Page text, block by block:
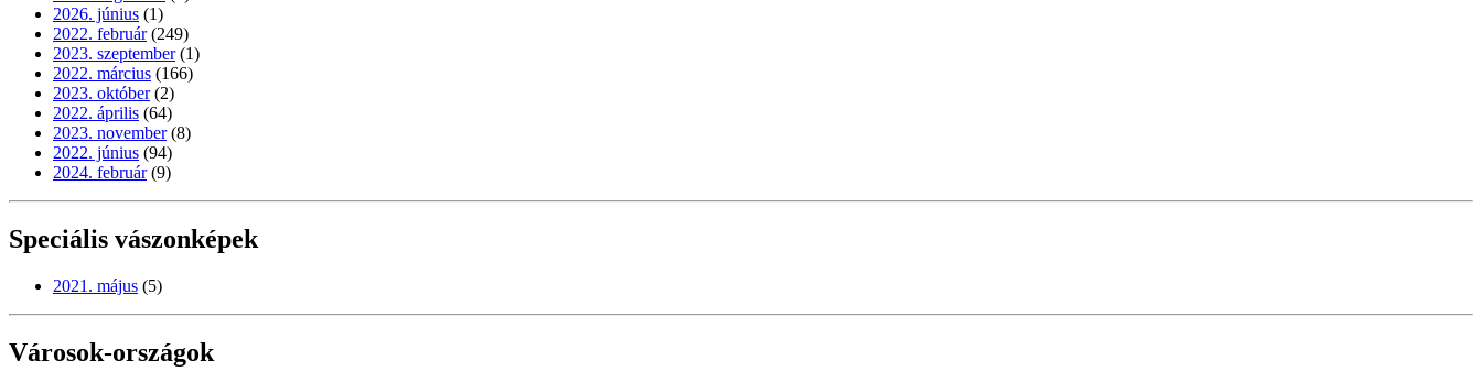
2026. június (1)
2022. február (249)
2023. szeptember (1)
2022. március (166)
2023. október (2)
2022. április (64)
2023. november (8)
2022. június (94)
2024. február (9)
Speciális vászonképek
2021. május (5)
Városok-országok